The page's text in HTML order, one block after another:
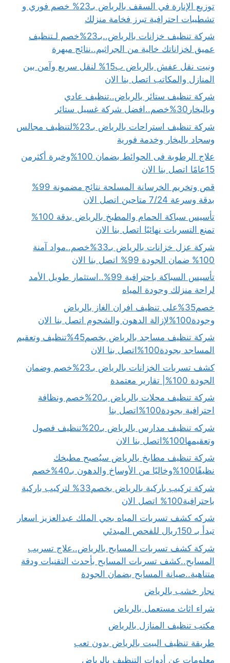
توزيع الإنارة في السقف بالرياض بـ23% خصم فوري و
تشطيبات احترافية تبرز فخامة منزلك
شركة تنظيف خزانات بالرياض..بـ23%خصم لـتنظيف
عميق لخزاناتك خالية من الجراثيم..نتائج مبهرة
ونيت نقل عفش بالرياض ب15% لنقل سريع وآمن بين
المنازل والمكاتب اتصل بنا الان
شركة تنظيف ستائر بالرياض..تنظيف عادي
وبالبخار30%خصم..افضل شركة غسيل ستائر
شركة تنظيف استراحات بالرياض بـ23%لتنظيف مجالس
وسجاد بالبخار وخدمة فورية
علاج الرطوبة فى الحوائط بضمان 100%وخبرة أكثرمن
15عامًا اتصل بنا الان
قص وتخريم الخرسانة المسلحة نتائج مضمونة 99%
بدقة وسرعة 7/24 متاحين اتصل الان
تأسيس سباكة الحمام والمطبخ بالرياض بدقة 100%
تمنع التسربات نهائيًا اتصل بنا الان
شركة عزل خزانات بالرياض بـ33%خصم..مواد آمنة
100% ضمان الجودة 99% اتصل بنا الان
تأسيس السباكة باحترافية 99%..استثمار طويل الأمد
لراحة منزلك وجودة المياه
خصم35%على تنظيف افران الغاز بالرياض
وجودة100%لإزالة الدهون والشحوم اتصل بنا الان
شركة تنظيف مساجد بالرياض بخصم45%تنظيف وتعقيم
المساجد بجودة100%اتصل بنا الان
كشف تسربات الخزانات بالرياض بـ23%خصم وضمان
الجودة 100%| تقارير معتمدة
شركة تنظيف محلات بالرياض بـ20%خصم ونظافة
احترافية بجودة100%اتصل بنا
شركه تنظيف مدارس بالرياض بـ20%تنظيف فصول
وتعقيمها100%اتصل بنا الان
شركة تنظيف مطابخ بالرياض سيُصبح مطبخك
نظيفًا100%وخاليًا من الأوساخ والدهون بـ40%خصم
شركة تركيب باركية بالرياض بخصم33% لتركيب باركية
باحترافية100% اتصل الان
شركه كشف تسربات المياه بحي الملك عبدالعزيز اسعار
تبدأ بـ 150ريال للفحص المبدئي
شركة كشف تسربات المسابح بالرياض..علاج تسريب
المسابح..كشف تسربات المسابح بأحدث التقنيات ودقة
متناهية..صيانة المسابح بضمان الجودة
نجار خشب بالرياض
شراء اثاث مستعمل بالرياض
مكتب تنظيف المنازل بالرياض
طريقة تنظيف البيت بالرياض بدون تعب
معلومات عن أدوات التنظيف بالرياض